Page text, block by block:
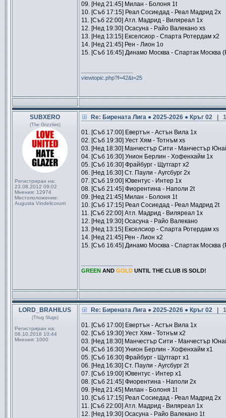
09. [Нед 21:45] Милан - Болоня 1t
10. [Съб 17:15] Реал Сосиедад - Реал Мадрид 2x
11. [Съб 22:00] Атл. Мадрид - Виляреал 1x
12. [Нед 19:30] Осасуна - Райо Валекано xs
13. [Нед 13:15] Екселсиор - Спарта Ротердам x2
14. [Нед 21:45] Рен - Лион 1o
15. [Съб 16:45] Динамо Москва - Спартак Москва
viewtopic.php?f=42&t=25
SUBXERO
(The Grizzlies)
Регистриран на:
23.08.2012 09:02
Мнения: 12974
Местоположение:
Augusta Vindelicorum
Re: Бирената Лига ● 2025-2026 ● Кръг 02 |
01. [Съб 17:00] Евертън - Астън Вила 1x
02. [Съб 19:30] Уест Хям - Тотнъм xs
03. [Нед 18:30] Манчестър Сити - Манчестър
04. [Съб 16:30] Унион Берлин - Хофенхайм 1x
05. [Съб 16:30] Фрайбург - Щутгарт x2
06. [Нед 16:30] Ст. Паули - Аугсбург 2x
07. [Съб 19:00] Ювентус - Интер 1x
08. [Съб 21:45] Фиорентина - Наполи 2t
09. [Нед 21:45] Милан - Болоня 1t
10. [Съб 17:15] Реал Сосиедад - Реал Мадрид 2t
11. [Съб 22:00] Атл. Мадрид - Виляреал 1x
12. [Нед 19:30] Осасуна - Райо Валекано
13. [Нед 13:15] Екселсиор - Спарта Ротердам xs
14. [Нед 21:45] Рен - Лион x2
15. [Съб 16:45] Динамо Москва - Спартак Москва
GREEN AND GOLD UNTIL THE CLUB IS SOLD!
LORD_BRAHILUS
(Thug Slugs)
Регистриран на:
06.10.2016 10:44
Мнения: 1000
Re: Бирената Лига ● 2025-2026 ● Кръг 02 |
01. [Съб 17:00] Евертън - Астън Вила 1х
02. [Съб 19:30] Уест Хям - Тотнъм х2
03. [Нед 18:30] Манчестър Сити - Манчестър
04. [Съб 16:30] Унион Берлин - Хофенхайм x1
05. [Съб 16:30] Фрайбург - Щутгарт x1
06. [Нед 16:30] Ст. Паули - Аугсбург 2t
07. [Съб 19:00] Ювентус - Интер x1
08. [Съб 21:45] Фиорентина - Наполи 2x
09. [Нед 21:45] Милан - Болоня 1t
10. [Съб 17:15] Реал Сосиедад - Реал Мадрид 2x
11. [Съб 22:00] Атл. Мадрид - Виляреал 1x
12. [Нед 19:30] Осасуна - Райо Валекано 1t